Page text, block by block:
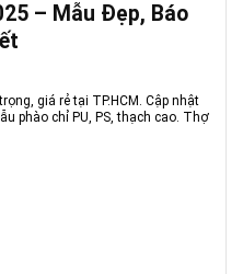
– Mẫu Đẹp, Báo
giá rẻ tại TP.HCM. Cập nhật
phào chỉ PU, PS, thạch cao. Thợ